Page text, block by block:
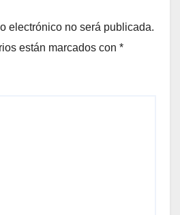
electrónico no será publicada.
están marcados con *